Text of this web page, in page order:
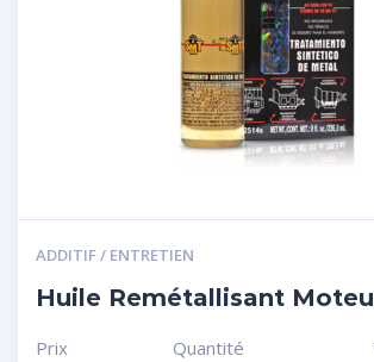
ADDITIF / ENTRETIEN
Huile Remétallisant
Prix
Quantité